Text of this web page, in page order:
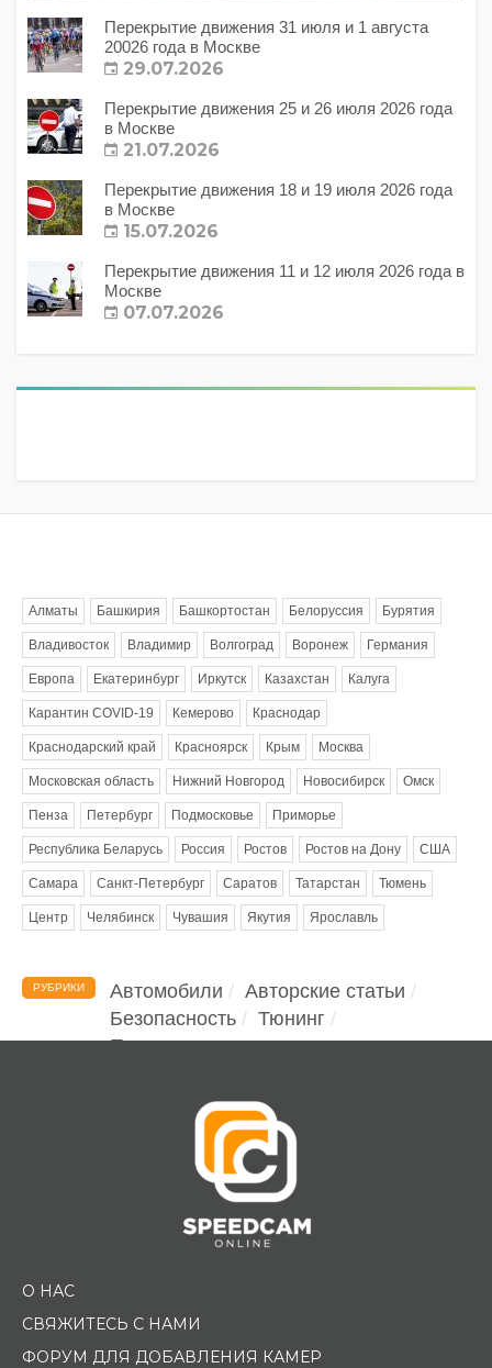
Перекрытие движения 31 июля и 1 августа
20026 года в Москве
29.07.2026
Перекрытие движения 25 и 26 июля 2026 года
в Москве
21.07.2026
Перекрытие движения 18 и 19 июля 2026 года
в Москве
15.07.2026
Перекрытие движения 11 и 12 июля 2026 года в
Москве
07.07.2026
Алматы Башкирия Башкортостан Белоруссия Бурятия
Владивосток Владимир Волгоград Воронеж Германия
Европа Екатеринбург Иркутск Казахстан Калуга
Карантин COVID-19 Кемерово Краснодар
Краснодарский край Красноярск Крым Москва
Московская область Нижний Новгород Новосибирск Омск
Пенза Петербург Подмосковье Приморье
Республика Беларусь Россия Ростов Ростов на Дону США
Самара Санкт-Петербург Саратов Татарстан Тюмень
Центр Челябинск Чувашия Якутия Ярославль
РУБРИКИ Автомобили
Авторские статьи
Безопасность
Тюнинг
Помощь водителю
О НАС
СВЯЖИТЕСЬ С НАМИ
ФОРУМ ДЛЯ ДОБАВЛЕНИЯ КАМЕР